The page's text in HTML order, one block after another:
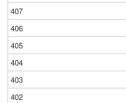
407
406
405
404
403
402